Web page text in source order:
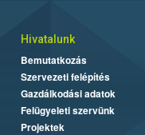
Hivatalunk
Bemutatkozás
Szervezeti felépítés
Gazdálkodási adatok
Felügyeleti szervünk
Projektek